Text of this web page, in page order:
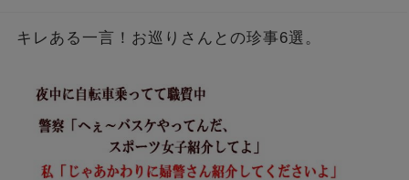
キレある一言！お巡りさんとの珍事6選。